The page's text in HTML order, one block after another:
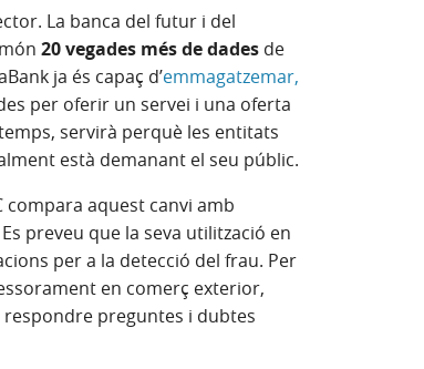
La banca del futur i del
20 vegades més de dades de
ja és capaç d’emmagatzemar,
nova)
per oferir un servei i una oferta
servirà perquè les entitats
està demanant el seu públic.
compara aquest canvi amb
preveu que la seva utilització en
per a la detecció del frau. Per
en comerç exterior,
respondre preguntes i dubtes